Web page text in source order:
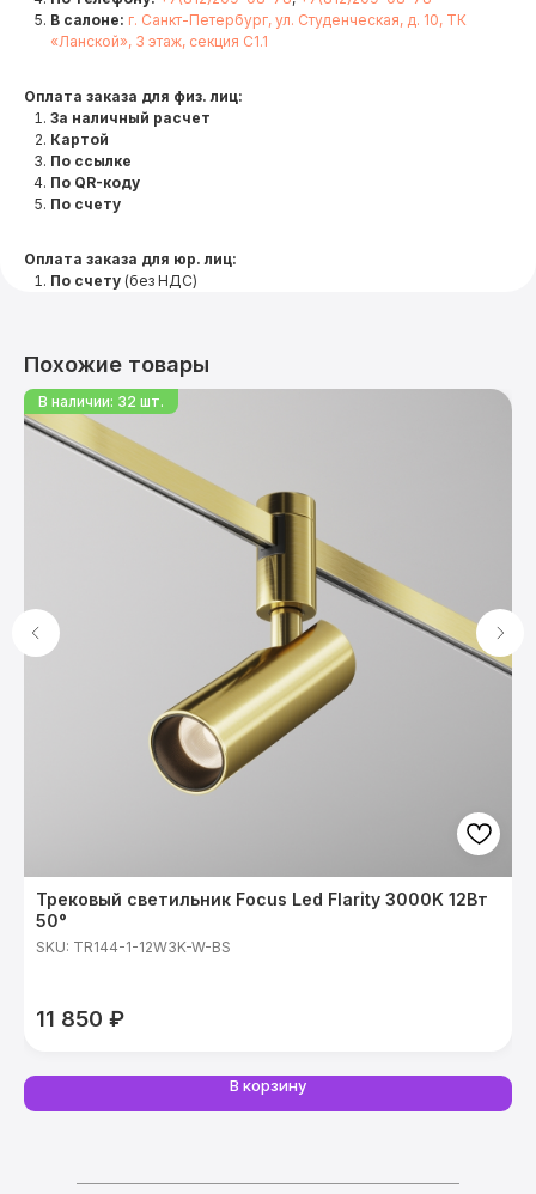
В салоне: г. Санкт-Петербург, ул. Студенческая, д. 10, ТК
«Ланской», 3 этаж, секция С1.1
Оплата заказа для физ. лиц:
За наличный расчет
Картой
По ссылке
По QR-коду
По счету
Оплата заказа для юр. лиц:
По счету (без НДС)
Похожие товары
Трековый светильник Focus Led Flarity 3000K 12Вт
50°
SKU: TR144-1-12W3K-W-BS
11 850 ₽
В корзину